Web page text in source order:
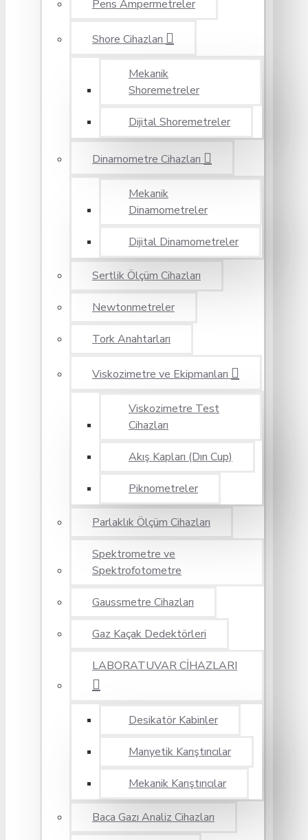
Pens Ampermetreler
Shore Cihazları
Mekanik
Shoremetreler
Dijital Shoremetreler
Dinamometre Cihazları
Mekanik
Dinamometreler
Dijital Dinamometreler
Sertlik Ölçüm Cihazları
Newtonmetreler
Tork Anahtarları
Viskozimetre ve Ekipmanları
Viskozimetre Test
Cihazları
Akış Kapları (Dın Cup)
Piknometreler
Parlaklık Ölçüm Cihazları
Spektrometre ve
Spektrofotometre
Gaussmetre Cihazları
Gaz Kaçak Dedektörleri
LABORATUVAR CİHAZLARI
Desikatör Kabinler
Manyetik Karıştırıcılar
Mekanik Karıştırıcılar
Baca Gazı Analiz Cihazları